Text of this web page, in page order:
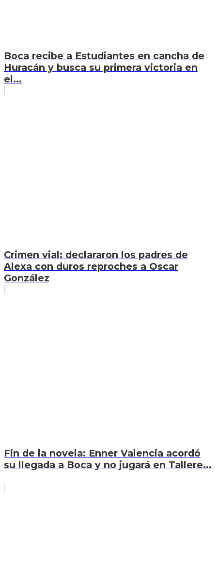
Boca recibe a Estudiantes en cancha de
Huracán y busca su primera victoria en
el...
Crimen vial: declararon los padres de
Alexa con duros reproches a Oscar
González
Fin de la novela: Enner Valencia acordó
su llegada a Boca y no jugará en Tallere...